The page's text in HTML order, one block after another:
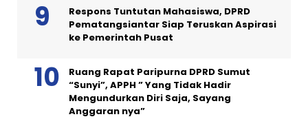
Respons Tuntutan Mahasiswa, DPRD
Pematangsiantar Siap Teruskan Aspirasi
ke Pemerintah Pusat
Ruang Rapat Paripurna DPRD Sumut
“Sunyi”, APPH ” Yang Tidak Hadir
Mengundurkan Diri Saja, Sayang
Anggaran nya”